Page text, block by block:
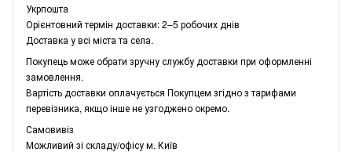
Укрпошта
Орієнтовний термін доставки: 2–5 робочих днів
Доставка у всі міста та села.
Покупець може обрати зручну службу доставки при оформленні
замовлення.
Вартість доставки оплачується Покупцем згідно з тарифами
перевізника, якщо інше не узгоджено окремо.
Самовивіз
Можливий зі складу/офісу м. Київ